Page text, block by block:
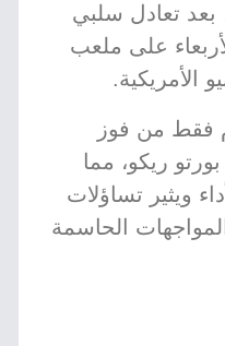
كأس العالم 2026، بعد تعادل سلبي
على ملعب
الأمريكية.
فقط من فوز
ريكو، مما
ويثير تساؤلات
الحاسمة